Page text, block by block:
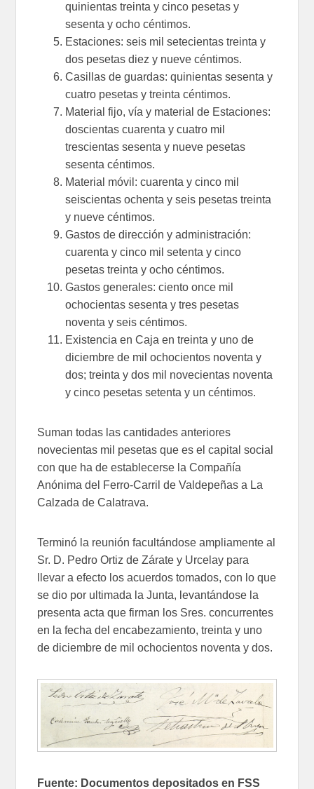
quinientas treinta y cinco pesetas y
sesenta y ocho céntimos.
Estaciones: seis mil setecientas treinta y
dos pesetas diez y nueve céntimos.
Casillas de guardas: quinientas sesenta y
cuatro pesetas y treinta céntimos.
Material fijo, vía y material de Estaciones:
doscientas cuarenta y cuatro mil
trescientas sesenta y nueve pesetas
sesenta céntimos.
Material móvil: cuarenta y cinco mil
seiscientas ochenta y seis pesetas treinta
y nueve céntimos.
Gastos de dirección y administración:
cuarenta y cinco mil setenta y cinco
pesetas treinta y ocho céntimos.
Gastos generales: ciento once mil
ochocientas sesenta y tres pesetas
noventa y seis céntimos.
Existencia en Caja en treinta y uno de
diciembre de mil ochocientos noventa y
dos; treinta y dos mil novecientas noventa
y cinco pesetas setenta y un céntimos.
Suman todas las cantidades anteriores
novecientas mil pesetas que es el capital social
con que ha de establecerse la Compañía
Anónima del Ferro-Carril de Valdepeñas a La
Calzada de Calatrava.
Terminó la reunión facultándose ampliamente al
Sr. D. Pedro Ortiz de Zárate y Urcelay para
llevar a efecto los acuerdos tomados, con lo que
se dio por ultimada la Junta, levantándose la
presenta acta que firman los Sres. concurrentes
en la fecha del encabezamiento, treinta y uno
de diciembre de mil ochocientos noventa y dos.
Fuente: Documentos depositados en FSS